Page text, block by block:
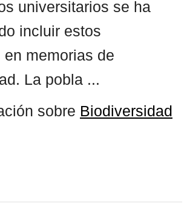
universitarios se ha
incluir estos
memorias de
La pobla ...
sobre Biodiversidad